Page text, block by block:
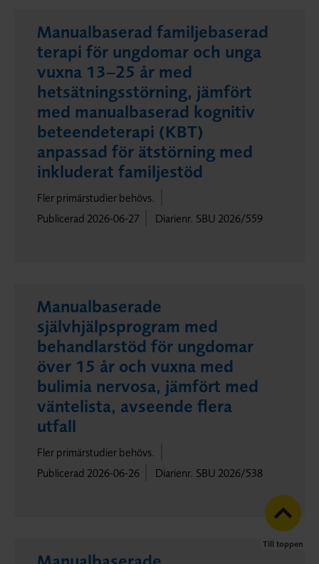
Manualbaserad familjebaserad
terapi för ungdomar och unga
vuxna 13–25 år med
hetsätningsstörning, jämfört
med manualbaserad kognitiv
beteendeterapi (KBT)
anpassad för ätstörning med
inkluderat familjestöd
Fler primärstudier behövs.
Publicerad 2026-06-27
Diarienr. SBU 2026/559
Manualbaserade
självhjälpsprogram med
behandlarstöd för ungdomar
över 15 år och vuxna med
bulimia nervosa, jämfört med
väntelista, avseende flera
utfall
Fler primärstudier behövs.
Publicerad 2026-06-26
Diarienr. SBU 2026/538
Till toppen